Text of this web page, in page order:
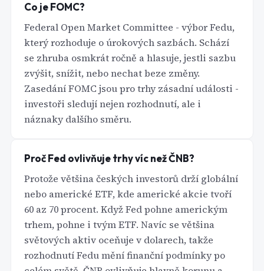
Co je FOMC?
Federal Open Market Committee - výbor Fedu,
který rozhoduje o úrokových sazbách. Schází
se zhruba osmkrát ročně a hlasuje, jestli sazbu
zvýšit, snížit, nebo nechat beze změny.
Zasedání FOMC jsou pro trhy zásadní události -
investoři sledují nejen rozhodnutí, ale i
náznaky dalšího směru.
Proč Fed ovlivňuje trhy víc než ČNB?
Protože většina českých investorů drží globální
nebo americké ETF, kde americké akcie tvoří
60 az 70 procent. Když Fed pohne americkým
trhem, pohne i tvým ETF. Navíc se většina
světových aktiv oceňuje v dolarech, takže
rozhodnutí Fedu mění finanční podmínky po